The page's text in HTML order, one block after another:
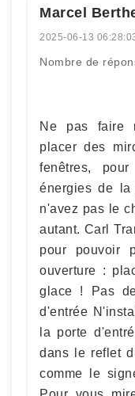
Marcel
2025-06-13
Nombre de
Ne pas faire
placer des
fenêtres,
énergies de
n'avez pas le
autant. Carl
pour pouvoir
ouverture :
glace ! Pas
d'entrée
la porte
dans le reflet
comme le